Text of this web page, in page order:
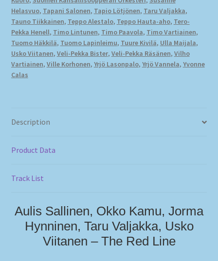
Helasvuo, Tapani Salonen, Tapio Lötjönen, Taru Valjakka,
Tauno Tiikkainen, Teppo Alestalo, Teppo Hauta-aho, Tero-
Pekka Henell, Timo Lintunen, Timo Paavola, Timo Vartiainen,
Tuomo Häkkilä, Tuomo Lapinleimu, Tuure Kivilä, Ulla Maijala,
Usko Viitanen, Veli-Pekka Bister, Veli-Pekka Räsänen, Vilho
Vartiainen, Ville Korhonen, Yrjö Lasonpalo, Yrjö Vannela, Yvonne
Calas
Description
Product Data
Track List
Aulis Sallinen, Okko Kamu, Jorma
Hynninen, Taru Valjakka, Usko
Viitanen – The Red Line